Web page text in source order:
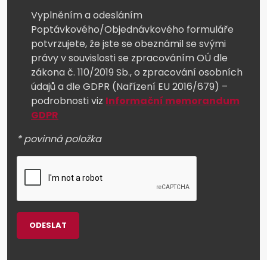
Vyplněním a odesláním
Poptávkového/Objednávkového formuláře
potvrzujete, že jste se obeznámil se svými
právy v souvislosti se zpracováním OÚ dle
zákona č. 110/2019 Sb., o zpracování osobních
údajů a dle GDPR (Nařízení EU 2016/679) –
podrobnosti viz Informační memorandum
GDPR
* povinná položka
ODESLAT